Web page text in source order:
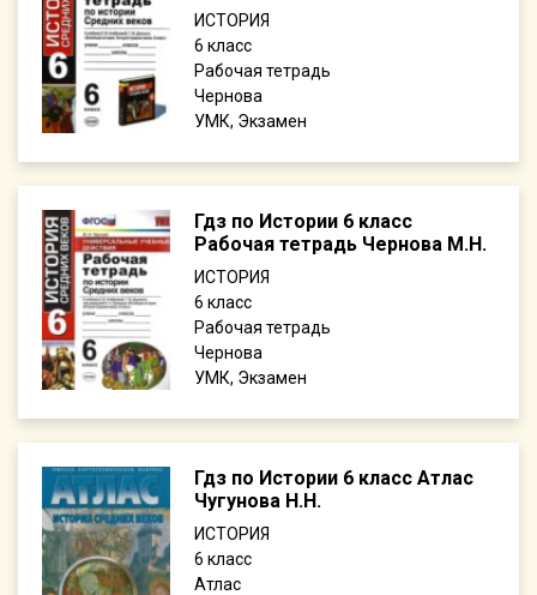
ИСТОРИЯ
6
Рабочая тетрадь
Чернова
УМК, Экзамен
Гдз по Истории 6 класс
Рабочая тетрадь Чернова М.Н.
ИСТОРИЯ
6
Рабочая тетрадь
Чернова
УМК, Экзамен
Гдз по Истории 6 класс Атлас
Чугунова Н.Н.
ИСТОРИЯ
6
Атлас